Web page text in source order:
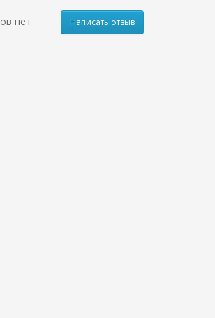
нет Написать отзыв